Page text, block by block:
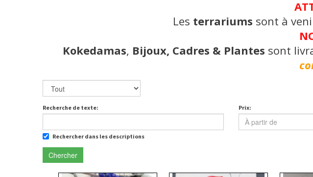
Les terrariums sont à
Kokedamas, Bijoux, Cadres & Plantes sont
Recherche de texte:
Rechercher dans les descriptions
Prix:
Chercher